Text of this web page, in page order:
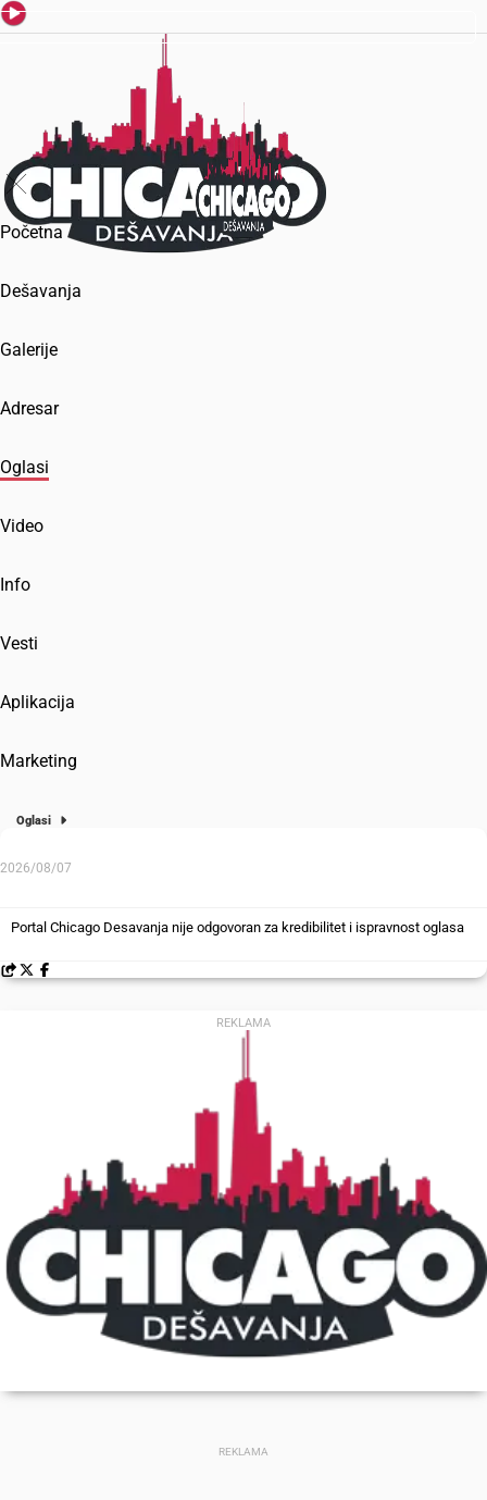
Početna
Dešavanja
Galerije
Adresar
Oglasi
Video
Info
Vesti
Aplikacija
Marketing
Oglasi
Portal Chicago Desavanja nije odgovoran za kredibilitet i ispravnost oglasa
2026/08/07
REKLAMA
REKLAMA